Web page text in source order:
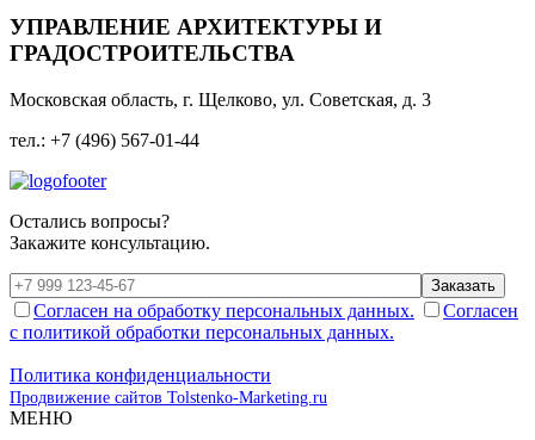
УПРАВЛЕНИЕ АРХИТЕКТУРЫ И
ГРАДОСТРОИТЕЛЬСТВА
Московская область, г. Щелково, ул. Советская, д. 3
тел.: +7 (496) 567-01-44
Остались вопросы?
Закажите консультацию.
Заказать
Согласен на обработку персональных данных.
Согласен
с политикой обработки персональных данных.
Политика конфиденциальности
Продвижение сайтов Tolstenko-Marketing.ru
МЕНЮ